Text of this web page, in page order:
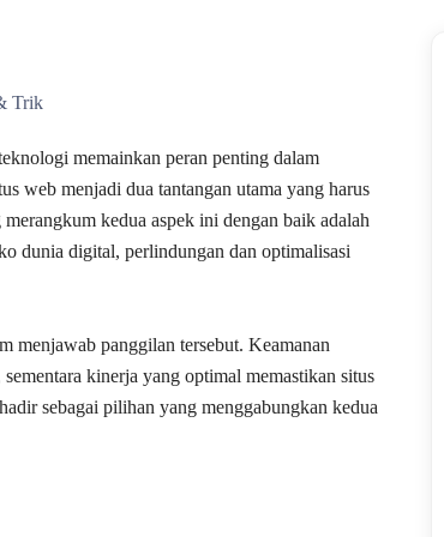
Trik
memainkan peran penting dalam
web menjadi dua tantangan utama yang harus
kedua aspek ini dengan baik adalah
dunia digital, perlindungan dan optimalisasi
menjawab panggilan tersebut. Keamanan
kinerja yang optimal memastikan situs
sebagai pilihan yang menggabungkan kedua